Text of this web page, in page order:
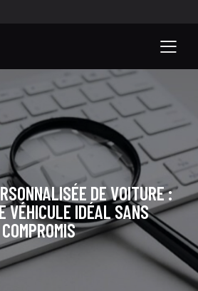
DE VOITURE :
VÉHICULE IDÉAL SANS
COMPROMIS